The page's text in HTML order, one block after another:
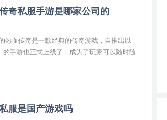
奇私服手游是哪家公司的
热血传奇是一款经典的传奇游戏，自推出以
手游也正式上线了，成为了玩家可以随时随
服是国产游戏吗